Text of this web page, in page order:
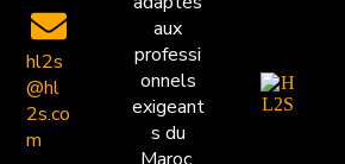
aux
professi
onnels
exigeant
s du
hl2s
@hl
2s.co
m